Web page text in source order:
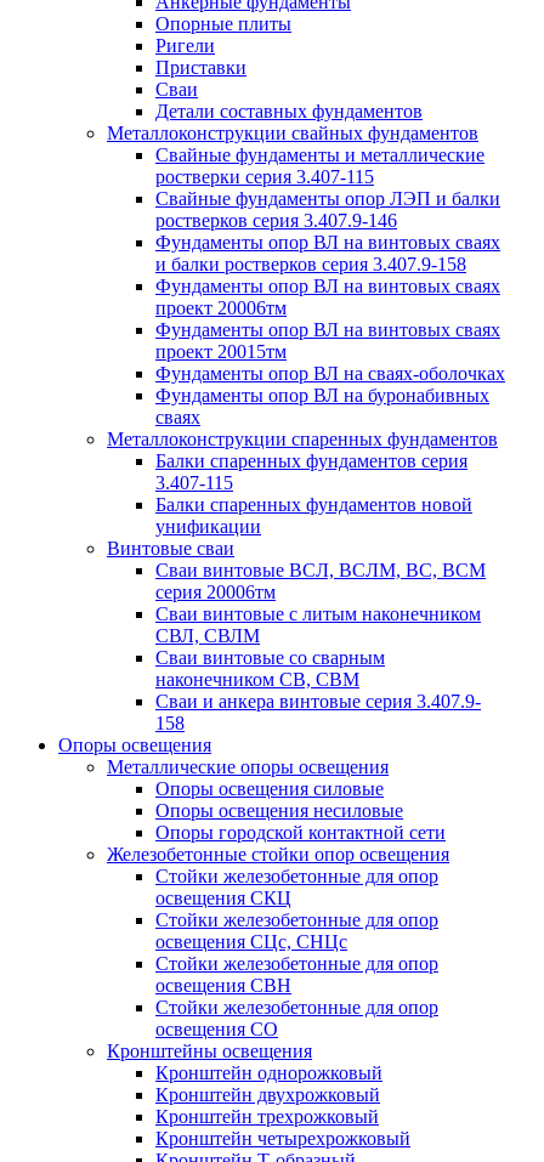
Опорные плиты
Ригели
Приставки
Сваи
Детали составных фундаментов
Металлоконструкции свайных фундаментов
Свайные фундаменты и металлические
ростверки серия 3.407-115
Свайные фундаменты опор ЛЭП и балки
ростверков серия 3.407.9-146
Фундаменты опор ВЛ на винтовых сваях
и балки ростверков серия 3.407.9-158
Фундаменты опор ВЛ на винтовых сваях
проект 20006тм
Фундаменты опор ВЛ на винтовых сваях
проект 20015тм
Фундаменты опор ВЛ на сваях-оболочках
Фундаменты опор ВЛ на буронабивных
сваях
Металлоконструкции спаренных фундаментов
Балки спаренных фундаментов серия
3.407-115
Балки спаренных фундаментов новой
унификации
Винтовые сваи
Сваи винтовые ВСЛ, ВСЛМ, ВС, ВСМ
серия 20006тм
Сваи винтовые с литым наконечником
СВЛ, СВЛМ
Сваи винтовые со сварным
наконечником СВ, СВМ
Сваи и анкера винтовые серия 3.407.9-
158
Опоры освещения
Металлические опоры освещения
Опоры освещения силовые
Опоры освещения несиловые
Опоры городской контактной сети
Железобетонные стойки опор освещения
Стойки железобетонные для опор
освещения СКЦ
Стойки железобетонные для опор
освещения СЦс, СНЦс
Стойки железобетонные для опор
освещения СВН
Стойки железобетонные для опор
освещения СО
Кронштейны освещения
Кронштейн однорожковый
Кронштейн двухрожковый
Кронштейн трехрожковый
Кронштейн четырехрожковый